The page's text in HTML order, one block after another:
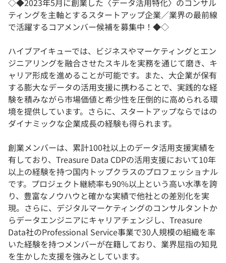
◇◆2023年5月に創業した〈データ活用特化〉のコンサル
ティングを主軸とするスタートアップ企業／業界の最前線
で活躍するコアメンバー候補を募集中！◆◇
ハイブアイキューでは、ビジネスやマーケティングとエン
ジニアリングを融合させたスキルを実務を通じて磨き、キ
ャリア形成を進めることが可能です。また、大企業が保有
する膨大なデータの活用支援に携わることで、実践的な経
験を積みながら市場価値と希少性を圧倒的に高められる環
境を提供しています。さらに、スタートアップならではの
ダイナミックな企業成長の経験も得られます。
創業メンバーは、累計100社以上のデータ活用支援実績を
有しており、Treasure Data CDPの活用支援において10年
以上の経験を持つ国内トップクラスのプロフェッショナル
です。プロジェクト継続率も90%以上という高い水準を誇
り、豊富なノウハウと確かな実績で他社との差別化を実
現。さらに、デジタルマーケティングのコンサルタントか
らデータエンジニアにキャリアチェンジし、Treasure
Data社のProfessional Service事業で30人規模の組織を率
いた経験を持つメンバーが在籍しており、業界屈指の知見
を生かした支援を強みとしています。